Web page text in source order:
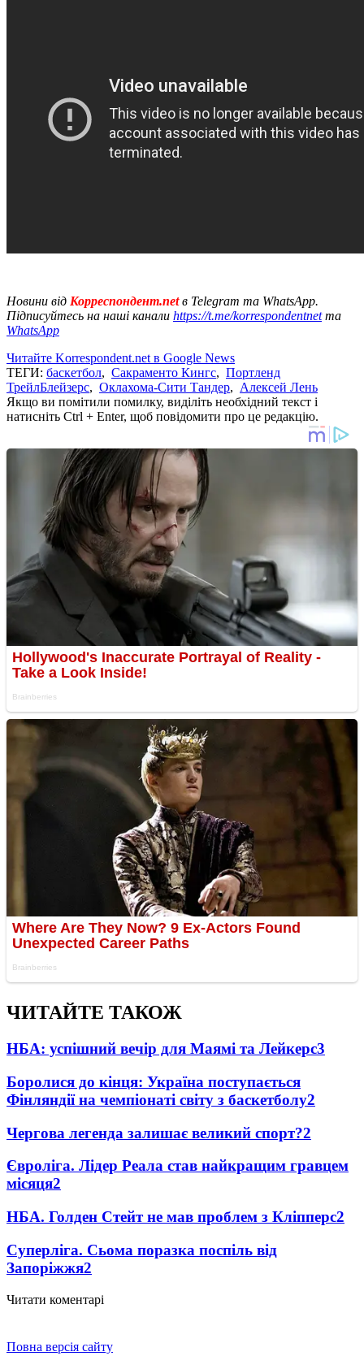
Новини від Корреспондент.netв Telegram та WhatsApp.
Підписуйтесь на наші канали https://t.me/korrespondentnetта
WhatsApp
Читайте Korrespondent.net в Google News
ТЕГИ: баскетбол, Сакраменто Кингс, Портленд
ТрейлБлейзерс, Оклахома-Сити Тандер, Алексей Лень
Якщо ви помітили помилку, виділіть необхідний текст і
натисніть Ctrl + Enter, щоб повідомити про це редакцію.
ЧИТАЙТЕ ТАКОЖ
НБА: успішний вечір для Маямі та Лейкерс3
Боролися до кінця: Україна поступається
Фінляндії на чемпіонаті світу з баскетболу2
Чергова легенда залишає великий спорт?2
Євроліга. Лідер Реала став найкращим гравцем
місяця2
НБА. Голден Стейт не мав проблем з Кліпперс2
Суперліга. Сьома поразка поспіль від
Запоріжжя2
Читати коментарі
Повна версія сайту